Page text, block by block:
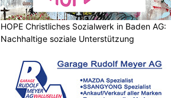
HOPE Christliches Sozialwerk in Baden AG:
Nachhaltige soziale Unterstützung